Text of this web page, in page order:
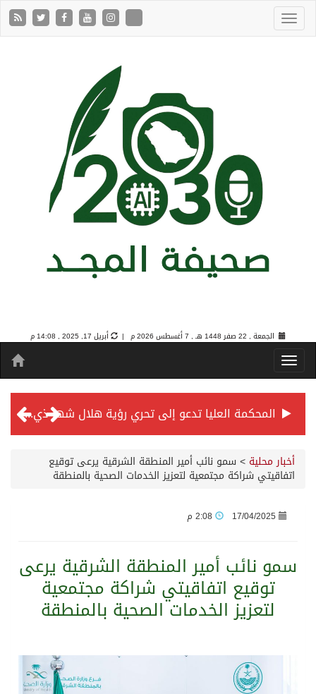
الجمعة , 22 صفر 1448 هـ , 7 أغسطس 2026 م | أبريل 17, 2025 , 14:08 م
المحكمة العليا تدعو إلى تحري رؤية هلال شهر ذي الحجة مساء يوم الأحد الثلاثين من شهر ذي القعدة -حسب تقويم أم القرى- التاسع والعشرين حسب قرار المحكمة العليا
إنفاذًا لتوجيهات خادم الحرمين الشريفين وسمو ولي العهد.. وصول التوأم الملتصق المغربي “سجى وضحى” إلى الرياض
سمو ولي العهد يرأس جلسة مجلس الوزراء في جدة
أخبار محلية > سمو نائب أمير المنطقة الشرقية يرعى توقيع
اتفاقيتي شراكة مجتمعية لتعزيز الخدمات الصحية بالمنطقة
17/04/2025
سمو نائب أمير المنطقة الشرقية يرعى
توقيع اتفاقيتي شراكة مجتمعية
لتعزيز الخدمات الصحية بالمنطقة